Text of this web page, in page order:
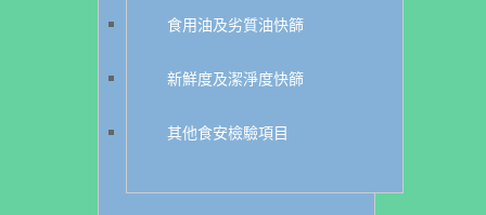
食用油及劣質油快篩
新鮮度及潔淨度快篩
其他食安檢驗項目